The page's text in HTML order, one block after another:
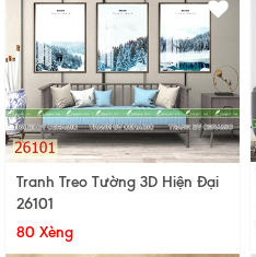
Tranh Treo Tường 3D Hiện Đại
26101
80 Xèng